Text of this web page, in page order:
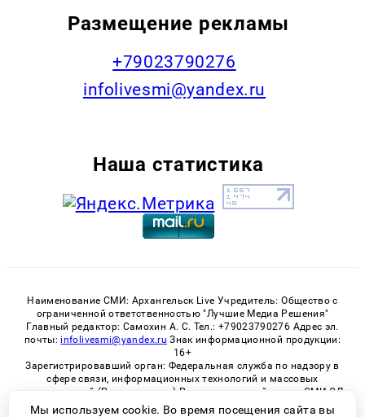
Размещение рекламы
+79023790276
infolivesmi@yandex.ru
Наша статистика
Наименование СМИ: Архангельск Live Учредитель: Общество с
ограниченной ответственностью "Лучшие Медиа Решения"
Главный редактор: Самохин А. С. Тел.: +79023790276 Адрес эл.
почты: infolivesmi@yandex.ru Знак информационной продукции:
16+
Зарегистрировавший орган: Федеральная служба по надзору в
сфере связи, информационных технологий и массовых
коммуникаций (Роскомнадзор) Регистрационный номер СМИ ЭЛ
№ ФС 77 - 82533 от 21.01.2022
Мы используем cookie. Во время посещения сайта вы